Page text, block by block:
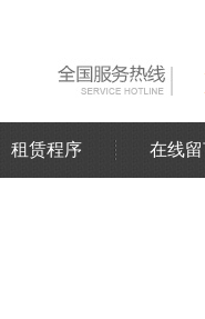
租赁程序 在线